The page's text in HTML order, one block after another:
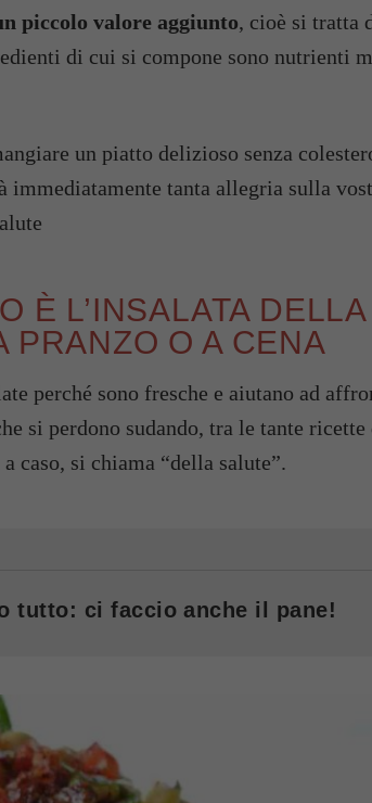
piccolo valore aggiunto, cioè si tratta
di cui si compone sono nutrienti
un piatto delizioso senza
immediatamente tanta allegria sulla
È L’INSALATA DELLA
PRANZO O A CENA
perché sono fresche e aiutano ad
si perdono sudando, tra le tante ricette
caso, si chiama “della salute”.
tutto: ci faccio anche il pane!